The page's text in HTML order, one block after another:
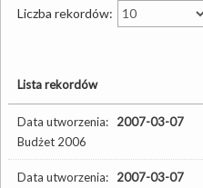
Liczba rekordów:
Lista rekordów
Data utworzenia: 2007-03-07
Budżet 2006
Data utworzenia: 2007-03-07